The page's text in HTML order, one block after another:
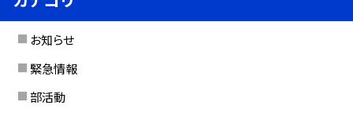
お知らせ
緊急情報
部活動